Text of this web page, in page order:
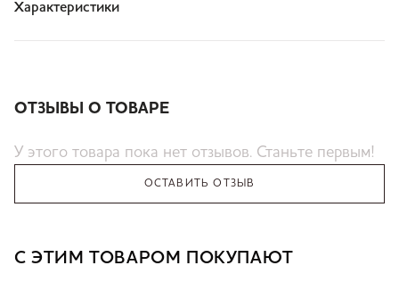
Характеристики
ОТЗЫВЫ О ТОВАРЕ
У этого товара пока нет отзывов. Станьте первым!
ОСТАВИТЬ ОТЗЫВ
С ЭТИМ ТОВАРОМ ПОКУПАЮТ